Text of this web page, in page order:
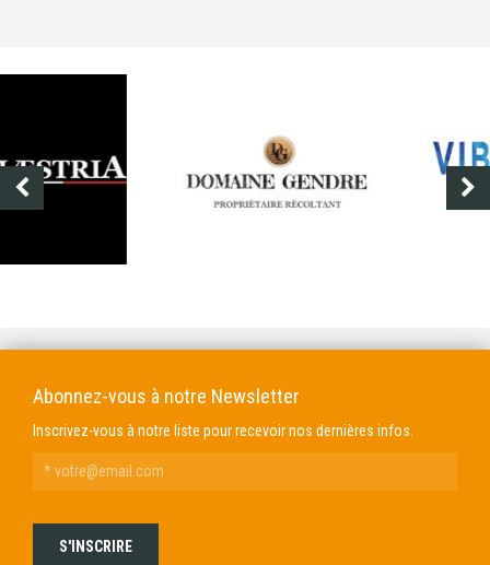
Abonnez-vous à notre Newsletter
Inscrivez-vous à notre liste pour recevoir nos dernières infos.